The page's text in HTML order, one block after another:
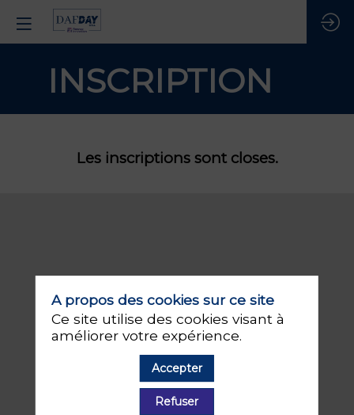
INSCRIPTION
Les inscriptions sont closes.
A propos des cookies sur ce site
Ce site utilise des cookies visant à
améliorer votre expérience.
Accepter
Refuser